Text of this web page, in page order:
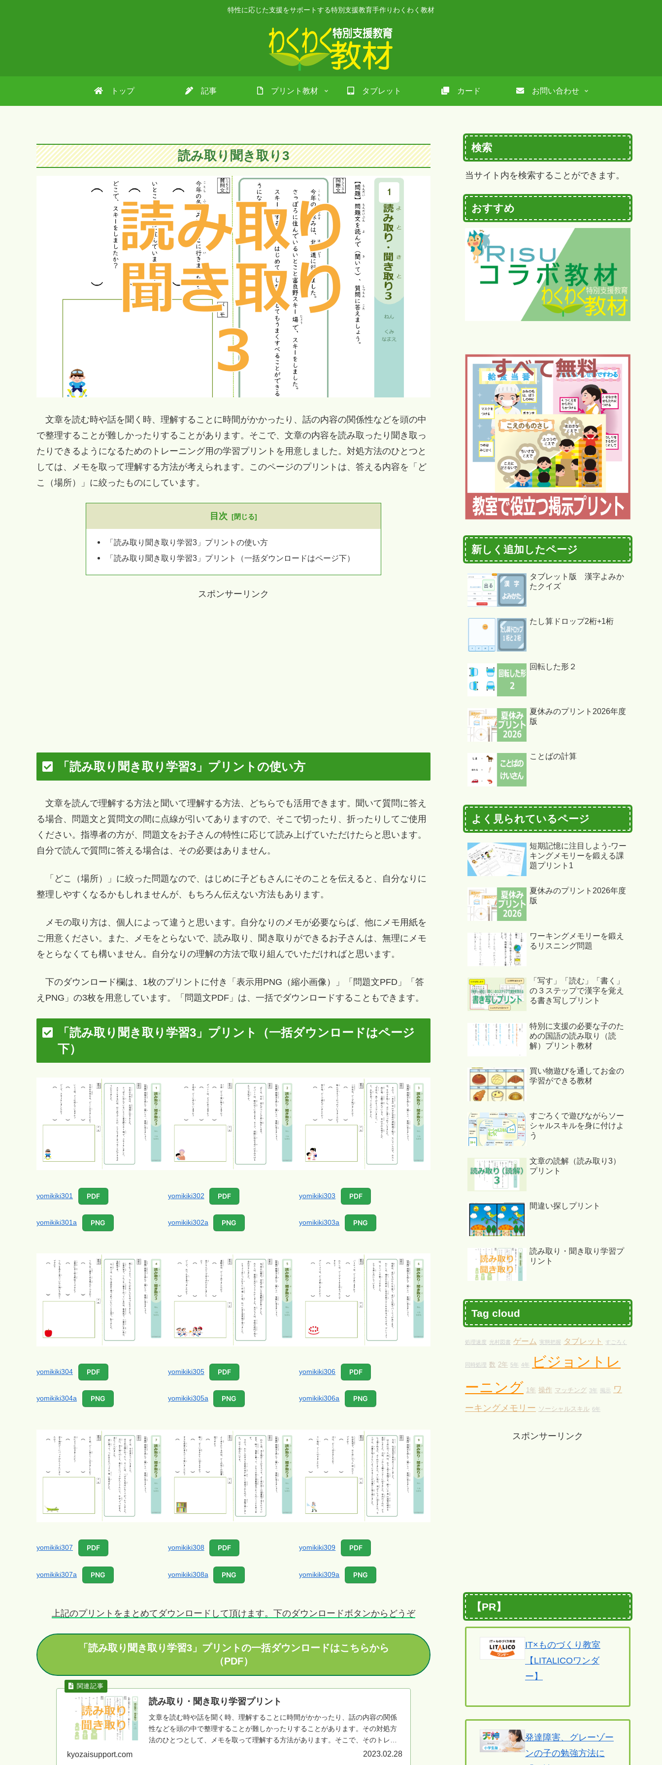
特性に応じた支援をサポートする特別支援教育手作りわくわく教材
トップ 記事 プリント教材 タブレット カード お問い合わせ
読み取り聞き取り3
文章を読む時や話を聞く時、理解することに時間がかかったり、話の内容の関係性などを頭の中
で整理することが難しかったりすることがあります。そこで、文章の内容を読み取ったり聞き取っ
たりできるようになるためのトレーニング用の学習プリントを用意しました。対処方法のひとつと
しては、メモを取って理解する方法が考えられます。このページのプリントは、答える内容を「ど
こ（場所）」に絞ったものにしています。
目次
「読み取り聞き取り学習3」プリントの使い方
「読み取り聞き取り学習3」プリント（一括ダウンロードはページ下）
スポンサーリンク
「読み取り聞き取り学習3」プリントの使い方
文章を読んで理解する方法と聞いて理解する方法、どちらでも活用できます。聞いて質問に答え
る場合、問題文と質問文の間に点線が引いてありますので、そこで切ったり、折ったりしてご使用
ください。指導者の方が、問題文をお子さんの特性に応じて読み上げていただけたらと思います。
自分で読んで質問に答える場合は、その必要はありません。
「どこ（場所）」に絞った問題なので、はじめに子どもさんにそのことを伝えると、自分なりに
整理しやすくなるかもしれませんが、もちろん伝えない方法もあります。
メモの取り方は、個人によって違うと思います。自分なりのメモが必要ならば、他にメモ用紙を
ご用意ください。また、メモをとらないで、読み取り、聞き取りができるお子さんは、無理にメモ
をとらなくても構いません。自分なりの理解の方法で取り組んでいただければと思います。
下のダウンロード欄は、1枚のプリントに付き「表示用PNG（縮小画像）」「問題文PFD」「答
えPNG」の3枚を用意しています。「問題文PDF」は、一括でダウンロードすることもできます。
「読み取り聞き取り学習3」プリント（一括ダウンロードはページ
下）
yomikiki301 PDF
yomikiki301a PNG
yomikiki302 PDF
yomikiki302a PNG
yomikiki303 PDF
yomikiki303a PNG
yomikiki304 PDF
yomikiki304a PNG
yomikiki305 PDF
yomikiki305a PNG
yomikiki306 PDF
yomikiki306a PNG
yomikiki307 PDF
yomikiki307a PNG
yomikiki308 PDF
yomikiki308a PNG
yomikiki309 PDF
yomikiki309a PNG
上記のプリントをまとめてダウンロードして頂けます。下のダウンロードボタンからどうぞ
「読み取り聞き取り学習3」プリントの一括ダウンロードはこちらから
（PDF）
読み取り・聞き取り学習プリント
文章を読む時や話を聞く時、理解することに時間がかかったり、話の内容の関係
性などを頭の中で整理することが難しかったりすることがあります。その対処方
法のひとつとして、メモを取って理解する方法があります。そこで、そのトレー
kyozaisupport.com 2023.02.28
検索
当サイト内を検索することができます。
おすすめ
新しく追加したページ
タブレット版 漢字よみか
たクイズ
たし算ドロップ2桁+1桁
回転した形２
夏休みのプリント2026年度
版
ことばの計算
よく見られているページ
短期記憶に注目しよう-ワー
キングメモリーを鍛える課
題プリント1
夏休みのプリント2026年度
版
ワーキングメモリーを鍛え
るリスニング問題
「写す」「読む」「書く」
の３ステップで漢字を覚え
る書き写しプリント
特別に支援の必要な子のた
めの国語の読み取り（読
解）プリント教材
買い物遊びを通してお金の
学習ができる教材
すごろくで遊びながらソー
シャルスキルを身に付けよ
う
文章の読解（読み取り3）
プリント
間違い探しプリント
読み取り・聞き取り学習プ
リント
Tag cloud
処理速度 光村図書 ゲーム 実態把握 タブレット すごろく
同時処理 数 2年 5年 4年
ビジョントレ
ーニング 1年 操作 マッチング 3年 掲示
ワ
ーキングメモリー ソーシャルスキル 6年
スポンサーリンク
【PR】
IT×ものづくり教室
【LITALICOワンダ
ー】
発達障害、グレーゾー
ンの子の勉強方法に